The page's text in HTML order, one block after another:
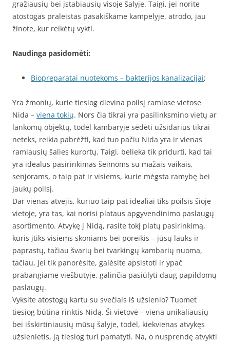
gražiausių bei įstabiausių visoje šalyje. Taigi, jei norite
atostogas praleistas pasakiškame kampelyje, atrodo, jau
žinote, kur reikėtų vykti.
Naudinga pasidomėti:
Biopreparatai nuotekoms – bakterijos kanalizacijai;
Yra žmonių, kurie tiesiog dievina poilsį ramiose vietose
Nida – viena tokių. Nors čia tikrai yra pasilinksmino vietų ar
lankomų objektų, todėl kambaryje sėdėti užsidarius tikrai
neteks, reikia pabrėžti, kad tuo pačiu Nida yra ir vienas
ramiausių šalies kurortų. Taigi, belieka tik pridurti, kad tai
yra idealus pasirinkimas šeimoms su mažais vaikais,
senjorams, o taip pat ir visiems, kurie mėgsta ramybę bei
jaukų poilsį.
Dar vienas atvejis, kuriuo taip pat idealiai tiks poilsis šioje
vietoje, yra tas, kai norisi plataus apgyvendinimo paslaugų
asortimento. Atvykę į Nidą, rasite tokį platų pasirinkimą,
kuris įtiks visiems skoniams bei poreikis – jūsų lauks ir
paprastų, tačiau švarių bei tvarkingų kambarių nuoma,
tačiau, jei tik panorėsite, galėsite apsistoti ir ypač
prabangiame viešbutyje, galinčia pasiūlyti daug papildomų
paslaugų.
Vyksite atostogų kartu su svečiais iš užsienio? Tuomet
tiesiog būtina rinktis Nidą. Ši vietovė – viena unikaliausių
bei išskirtiniausių mūsų šalyje, todėl, kiekvienas atvykęs
užsienietis, ją tiesiog turi pamatyti. Na, o nusprendę atvykti